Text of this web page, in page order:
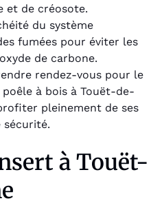
et de créosote.
du système
fumées pour éviter les
de carbone.
rendez-vous pour le
à bois à Touët-de-
pleinement de ses
sécurité.
à Touët-